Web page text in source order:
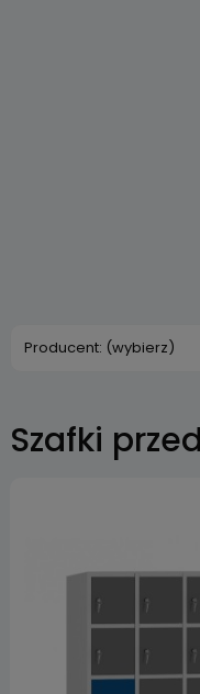
Producent: (wybierz)
Szafki